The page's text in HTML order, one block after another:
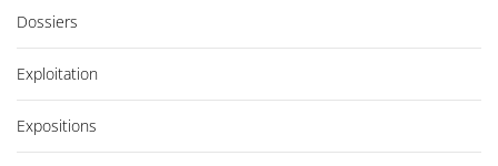
Dossiers
Exploitation
Expositions